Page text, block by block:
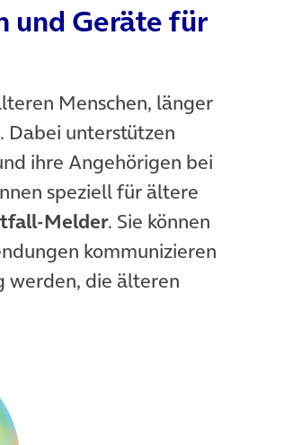
und Geräte für
Menschen, länger
Dabei unterstützen
ihre Angehörigen bei
speziell für ältere
Melder. Sie können
kommunizieren
werden, die älteren